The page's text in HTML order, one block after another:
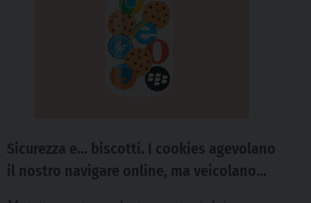
Sicurezza e… biscotti. I cookies agevolano
il nostro navigare online, ma veicolano